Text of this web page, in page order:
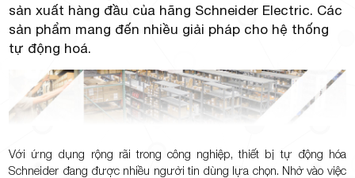
sản xuất hàng đầu của hãng Schneider Electric. Các
sản phẩm mang đến nhiều giải pháp cho hệ thống
tự động hoá.
Với ứng dụng rộng rãi trong công nghiệp, thiết bị tự động hóa
Schneider đang được nhiều người tin dùng lựa chọn. Nhờ vào việc